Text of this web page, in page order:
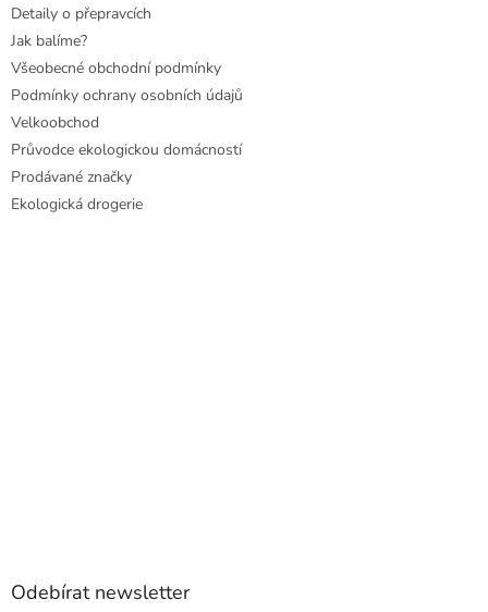
Detaily o přepravcích
Jak balíme?
Všeobecné obchodní podmínky
Podmínky ochrany osobních údajů
Velkoobchod
Průvodce ekologickou domácností
Prodávané značky
Ekologická drogerie
Odebírat newsletter